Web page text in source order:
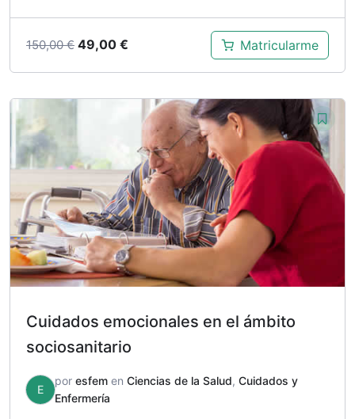
150,00€ El
era:
49,00 €
es:
49,00 €.
Matricularme
Cuidados emocionales en el ámbito
sociosanitario
E
por esfem en Ciencias de la Salud, Cuidados y
Enfermería